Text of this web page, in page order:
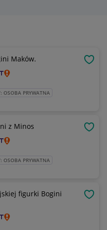
Maków.
OSOBA PRYWATNA
z Minos
OSOBA PRYWATNA
figurki Bogini